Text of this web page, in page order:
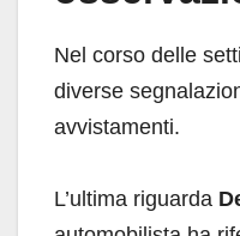
Nel corso delle
diverse
avvistamenti.
L’ultima riguarda